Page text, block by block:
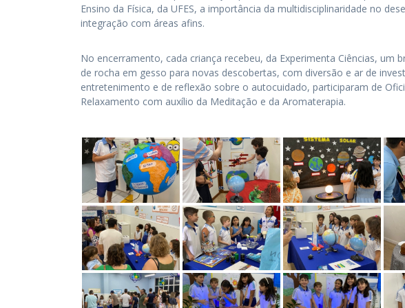
Ensino da Física, da UFES, a importância da multidisciplinaridade no
integração com áreas afins.
No encerramento, cada criança recebeu, da Experimenta Ciências, um
de rocha em gesso para novas descobertas, com diversão e ar de
entretenimento e de reflexão sobre o autocuidado, participaram de
Relaxamento com auxílio da Meditação e da Aromaterapia.